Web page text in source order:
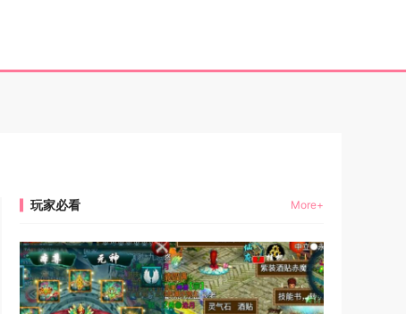
玩家必看 More+